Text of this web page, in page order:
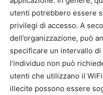
utenti potrebbero essere
privilegi di accesso. A
dell’organizzazione, può
specificare un intervallo
l’individuo non può
utenti che utilizzano il
illecite possono essere